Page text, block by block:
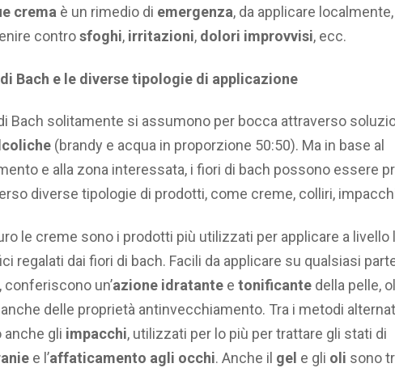
crema è un rimedio di emergenza, da applicare
controsfoghi, irritazioni, dolori improvvisi, ecc.
Bach e le diverse tipologie di applicazione
Bach solitamente si assumono per bocca attraverso
(brandy e acqua in proporzione 50:50). Ma in base al
e alla zona interessata, i fiori di bach possono essere
diverse tipologie di prodotti, come creme, colliri,
le creme sono i prodotti più utilizzati per applicare a livello
regalati dai fiori di bach. Facili da applicare su qualsiasi
conferiscono un’azione idratante e tonificante della pelle,
delle proprietà antinvecchiamento. Tra i metodi
anche gli impacchi, utilizzati per lo più per trattare gli stati di
e l’affaticamento agli occhi. Anche il gel e gli oli sono